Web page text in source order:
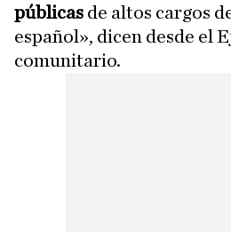
públicas de altos cargos
español», dicen desde el
comunitario.